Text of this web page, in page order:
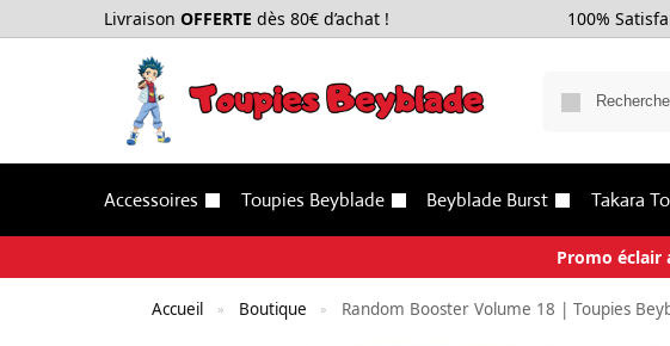
Livraison OFFERTE dès 80€ d’achat ! 100%
Accessoires Toupies Beyblade Beyblade Burst Takara
Promo éclair
Accueil » Boutique » Random Booster Volume 18 | Toupies